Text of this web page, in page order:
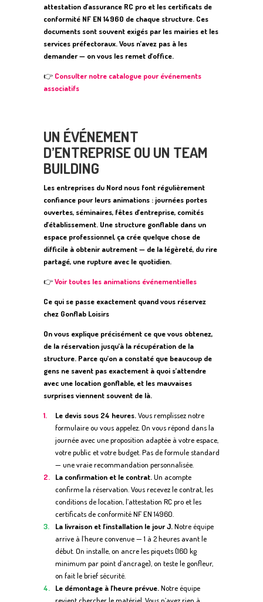
attestation d’assurance RC pro et les certificats de
conformité NF EN 14960 de chaque structure. Ces
documents sont souvent exigés par les mairies et les
services préfectoraux. Vous n’avez pas à les
demander — on vous les remet d’office.
👉 Consulter notre catalogue pour événements
associatifs
UN ÉVÉNEMENT
D’ENTREPRISE OU UN TEAM
BUILDING
Les entreprises du Nord nous font régulièrement
confiance pour leurs animations : journées portes
ouvertes, séminaires, fêtes d’entreprise, comités
d’établissement. Une structure gonflable dans un
espace professionnel, ça crée quelque chose de
difficile à obtenir autrement — de la légèreté, du rire
partagé, une rupture avec le quotidien.
👉Voir toutes les animations événementielles
Ce qui se passe exactement quand vous réservez
chez Gonflab Loisirs
On vous explique précisément ce que vous obtenez,
de la réservation jusqu’à la récupération de la
structure. Parce qu’on a constaté que beaucoup de
gens ne savent pas exactement à quoi s’attendre
avec une location gonflable, et les mauvaises
surprises viennent souvent de là.
Le devis sous 24 heures.Vous remplissez notre
formulaire ou vous appelez. On vous répond dans la
journée avec une proposition adaptée à votre espace,
votre public et votre budget. Pas de formule standard
— une vraie recommandation personnalisée.
La confirmation et le contrat.Un acompte
confirme la réservation. Vous recevez le contrat, les
conditions de location, l’attestation RC pro et les
certificats de conformité NF EN 14960.
La livraison et l’installation le jour J.Notre équipe
arrive à l’heure convenue — 1 à 2 heures avant le
début. On installe, on ancre les piquets (160 kg
minimum par point d’ancrage), on teste le gonfleur,
on fait le brief sécurité.
Le démontage à l’heure prévue.Notre équipe
revient chercher le matériel. Vous n’avez rien à